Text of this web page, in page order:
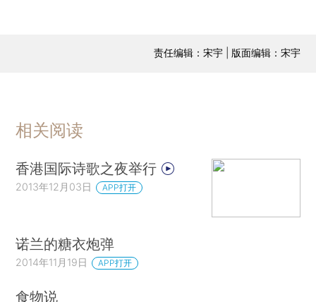
责任编辑：宋宇 | 版面编辑：宋宇
相关阅读
香港国际诗歌之夜举行
2013年12月03日 APP打开
诺兰的糖衣炮弹
2014年11月19日 APP打开
食物说